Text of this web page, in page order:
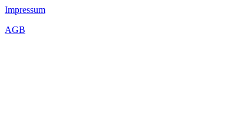
Impressum
AGB